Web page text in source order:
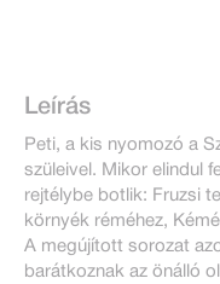
Leírás
Peti, a kis nyomozó a
szüleivel. Mikor elindul
rejtélybe botlik: Fruzsi
környék réméhez,
A megújított sorozat
barátkoznak az önálló